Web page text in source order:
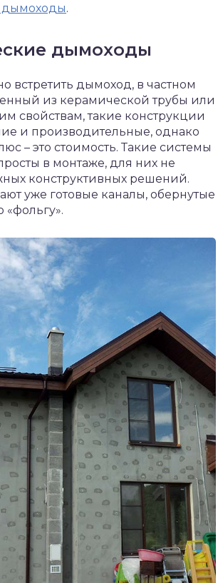
дымоходы.
дымоходы
встретить дымоход, в частном
из керамической трубы или
свойствам, такие конструкции
и производительные, однако
– это стоимость. Такие системы
в монтаже, для них не
конструктивных решений.
уже готовые каналы, обернутые